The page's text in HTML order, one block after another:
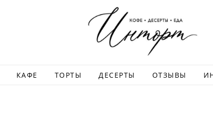
КАФЕ ТОРТЫ ДЕСЕРТЫ ОТЗЫВЫ